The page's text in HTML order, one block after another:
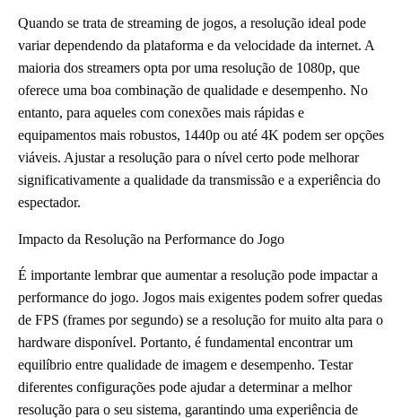
Quando se trata de streaming de jogos, a resolução ideal pode
variar dependendo da plataforma e da velocidade da internet. A
maioria dos streamers opta por uma resolução de 1080p, que
oferece uma boa combinação de qualidade e desempenho. No
entanto, para aqueles com conexões mais rápidas e
equipamentos mais robustos, 1440p ou até 4K podem ser opções
viáveis. Ajustar a resolução para o nível certo pode melhorar
significativamente a qualidade da transmissão e a experiência do
espectador.
Impacto da Resolução na Performance do Jogo
É importante lembrar que aumentar a resolução pode impactar a
performance do jogo. Jogos mais exigentes podem sofrer quedas
de FPS (frames por segundo) se a resolução for muito alta para o
hardware disponível. Portanto, é fundamental encontrar um
equilíbrio entre qualidade de imagem e desempenho. Testar
diferentes configurações pode ajudar a determinar a melhor
resolução para o seu sistema, garantindo uma experiência de